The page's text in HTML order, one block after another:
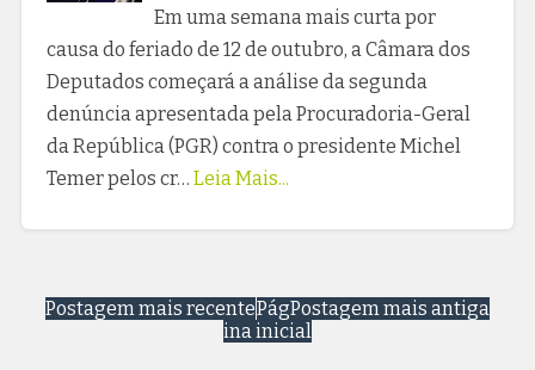
Em uma semana mais curta por
causa do feriado de 12 de outubro, a Câmara dos
Deputados começará a análise da segunda
denúncia apresentada pela Procuradoria-Geral
da República (PGR) contra o presidente Michel
Temer pelos cr… Leia Mais...
Postagem mais recente Postagem mais antiga
Pág
ina inicial